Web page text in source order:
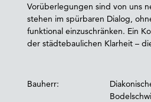
Vorüberlegungen sind von uns
stehen im spürbaren Dialog,
funktional einzuschränken. Ein
der städtebaulichen Klarheit –
Bauherr: